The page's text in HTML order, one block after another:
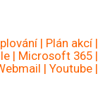
| Plán akcí |
| Microsoft 365 |
| Youtube |